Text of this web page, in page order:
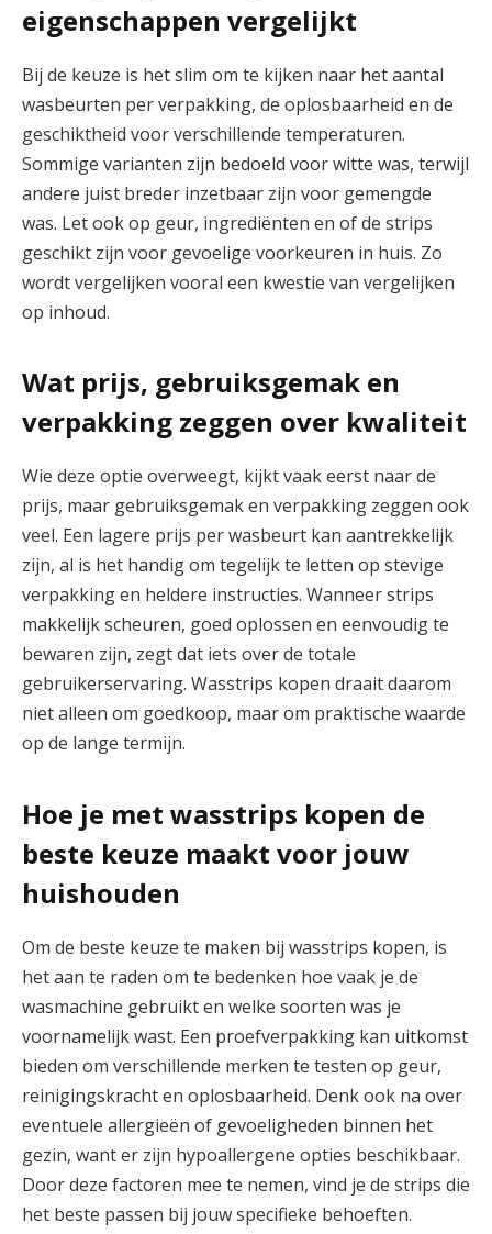
eigenschappen vergelijkt
Bij de keuze is het slim om te kijken naar het aantal
wasbeurten per verpakking, de oplosbaarheid en de
geschiktheid voor verschillende temperaturen.
Sommige varianten zijn bedoeld voor witte was, terwijl
andere juist breder inzetbaar zijn voor gemengde
was. Let ook op geur, ingrediënten en of de strips
geschikt zijn voor gevoelige voorkeuren in huis. Zo
wordt vergelijken vooral een kwestie van vergelijken
op inhoud.
Wat prijs, gebruiksgemak en
verpakking zeggen over kwaliteit
Wie deze optie overweegt, kijkt vaak eerst naar de
prijs, maar gebruiksgemak en verpakking zeggen ook
veel. Een lagere prijs per wasbeurt kan aantrekkelijk
zijn, al is het handig om tegelijk te letten op stevige
verpakking en heldere instructies. Wanneer strips
makkelijk scheuren, goed oplossen en eenvoudig te
bewaren zijn, zegt dat iets over de totale
gebruikerservaring. Wasstrips kopen draait daarom
niet alleen om goedkoop, maar om praktische waarde
op de lange termijn.
Hoe je met wasstrips kopen de
beste keuze maakt voor jouw
huishouden
Om de beste keuze te maken bij wasstrips kopen, is
het aan te raden om te bedenken hoe vaak je de
wasmachine gebruikt en welke soorten was je
voornamelijk wast. Een proefverpakking kan uitkomst
bieden om verschillende merken te testen op geur,
reinigingskracht en oplosbaarheid. Denk ook na over
eventuele allergieën of gevoeligheden binnen het
gezin, want er zijn hypoallergene opties beschikbaar.
Door deze factoren mee te nemen, vind je de strips die
het beste passen bij jouw specifieke behoeften.